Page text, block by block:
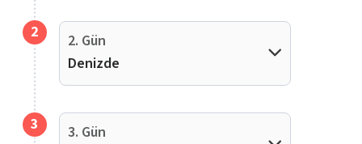
2
2. Gün
Denizde
3
3. Gün